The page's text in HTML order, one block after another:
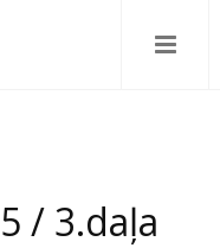
/ 3.daļa